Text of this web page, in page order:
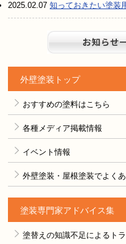
2025.02.07知っておきたい塗装
外壁塗装トップ
おすすめの塗料はこちら
各種メディア掲載情報
イベント情報
外壁塗装・屋根塗装でよく
塗装専門家アドバイス集
塗替えの知識不足によるト